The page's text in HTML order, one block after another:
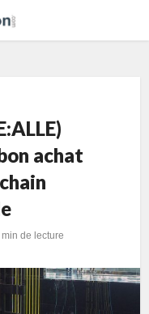
achat
min de lecture